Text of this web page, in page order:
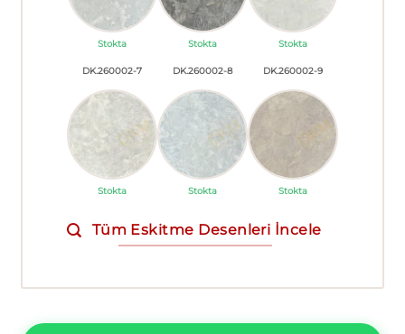
Stokta Stokta Stokta
DK.260002-7
Stokta
DK.260002-8
Stokta
DK.260002-9
Stokta
Tüm Eskitme Desenleri İncele